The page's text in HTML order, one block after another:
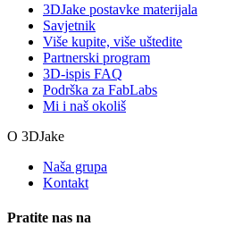
3DJake postavke materijala
Savjetnik
Više kupite, više uštedite
Partnerski program
3D-ispis FAQ
Podrška za FabLabs
Mi i naš okoliš
O 3DJake
Naša grupa
Kontakt
Pratite nas na